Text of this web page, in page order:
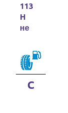
113
H
не
C